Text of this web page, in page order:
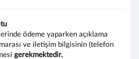
ödeme yaparken açıklama
ve iletişim bilgisinin (telefon
gerekmektedir.